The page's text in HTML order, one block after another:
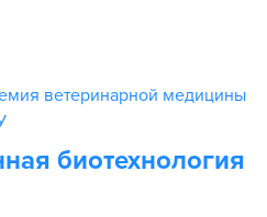
ветеринарной медицины
биотехнология